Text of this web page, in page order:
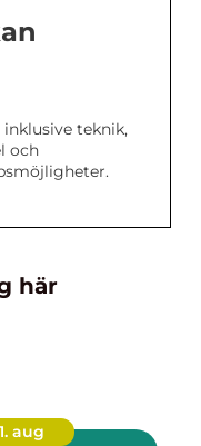
inklusive teknik,
och
här
aug